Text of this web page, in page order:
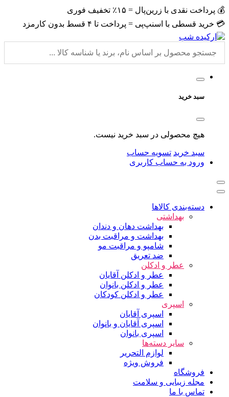
💰 پرداخت نقدی با زرین‌پال = ۱۵٪ تخفیف فوری
💳 خرید قسطی با اسنپ‌پی = پرداخت تا ۴ قسط بدون کارمزد
سبد خرید
هیچ محصولی در سبد خرید نیست.
سبد خرید تسویه حساب
ورود به حساب کاربری
دسته‌بندی کالاها
بهداشتی
بهداشت دهان و دندان
بهداشت و مراقبت بدن
شامپو و مراقبت مو
ضد تعریق
عطر و ادکلن
عطر و ادکلن آقایان
عطر و ادکلن بانوان
عطر و ادکلن کودکان
اسپری
اسپری آقایان
اسپری آقایان و بانوان
اسپری بانوان
سایر دسته‌ها
لوازم التحریر
فروش ویژه
فروشگاه
مجله زیبایی و سلامت
تماس با ما